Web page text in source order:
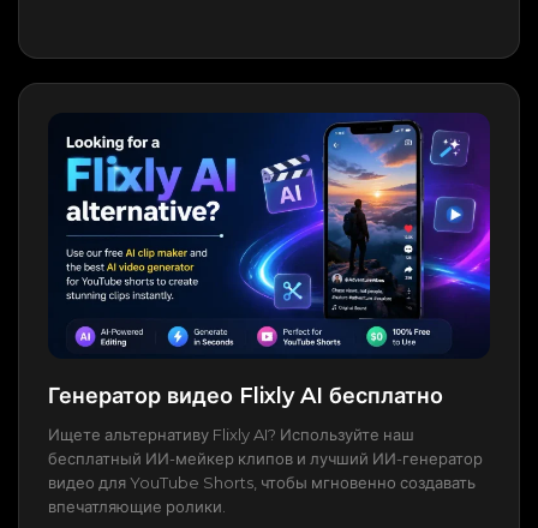
Генератор видео Flixly AI бесплатно
Ищете альтернативу Flixly AI? Используйте наш
бесплатный ИИ-мейкер клипов и лучший ИИ-генератор
видео для YouTube Shorts, чтобы мгновенно создавать
впечатляющие ролики.